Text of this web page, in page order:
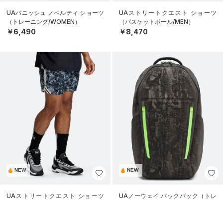
UAバニッシュ ノベルティ ショーツ
（トレーニング/WOMEN）
￥6,490
UAストリートクエスト ショーツ
（バスケットボール/MEN）
￥8,470
NEW
UAストリートクエスト ショーツ
NEW
UAノーウェイ バックパック（トレ